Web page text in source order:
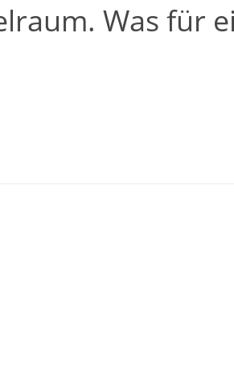
Was für